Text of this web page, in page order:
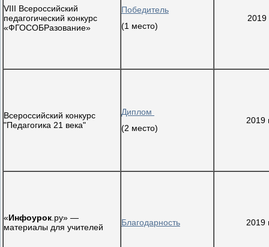
VIII Всероссийский
педагогический конкурс
«ФГОСОБРазование»
Победитель
(1 место)
2019
Всероссийский конкурс
"Педагогика 21 века"
Диплом
(2 место)
2019
«Инфоурок .ру» —
материалы для учителей
Благодарность 2019